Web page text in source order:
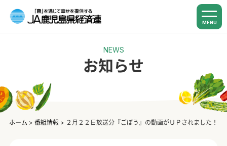
MENU
NEWS
お知らせ
ホーム > 番組情報 > ２月２２日放送分『ごぼう』の動画がＵＰされました！